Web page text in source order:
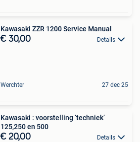
Kawasaki ZZR 1200 Service Manual
€ 30,00 Details
Werchter 27 dec 25
Kawasaki : voorstelling ‘techniek’
125,250 en 500
€ 20,00 Details